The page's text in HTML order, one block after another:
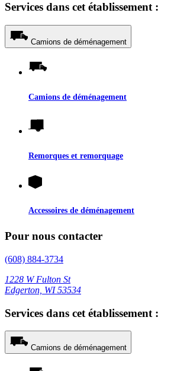
Services dans cet établissement :
Camions de déménagement
Camions de déménagement
Remorques et remorquage
Accessoires de déménagement
Pour nous contacter
(608) 884-3734
1228 W Fulton St
Edgerton, WI 53534
Services dans cet établissement :
Camions de déménagement